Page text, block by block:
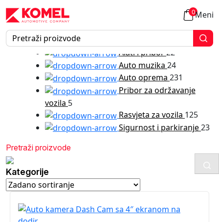
0Meni
Sigurnost i parkiranje
Kategorije
Alati i pribor 22
Auto muzika 24
Auto oprema 231
Pribor za održavanje
vozila 5
Rasvjeta za vozila 125
Sigurnost i parkiranje23
Kategorije